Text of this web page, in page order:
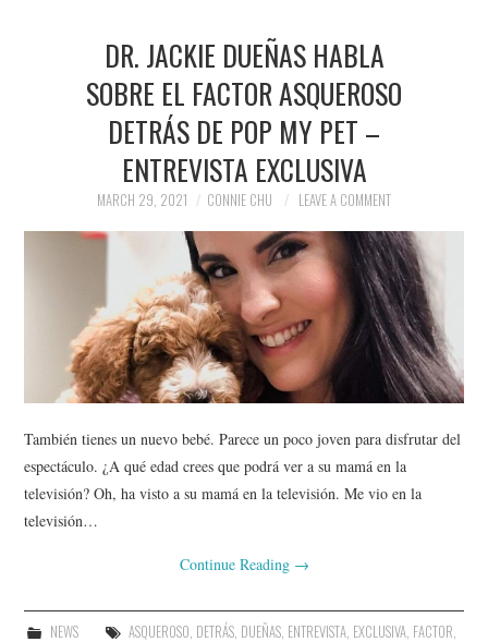
DR. JACKIE DUEÑAS HABLA
SOBRE EL FACTOR ASQUEROSO
DETRÁS DE POP MY PET –
ENTREVISTA EXCLUSIVA
MARCH 29, 2021 CONNIE CHU LEAVE A COMMENT
También tienes un nuevo bebé. Parece un poco joven para disfrutar del
espectáculo. ¿A qué edad crees que podrá ver a su mamá en la
televisión? Oh, ha visto a su mamá en la televisión. Me vio en la
televisión…
Continue Reading →
NEWS ASQUEROSO, DETRÁS, DUEÑAS, ENTREVISTA, EXCLUSIVA, FACTOR,